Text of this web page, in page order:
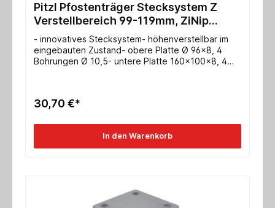
Pitzl Pfostenträger Stecksystem Z
Verstellbereich 99-119mm, ZiNip
Einzelabnahme
- innovatives Stecksystem- höhenverstellbar im
eingebauten Zustand- obere Platte Ø 96x8, 4
Bohrungen Ø 10,5- untere Platte 160x100x8, 4
Tragfähigkeit Druck/Zug für Holz: 152,0 / 50,0 kN-
30,70 €*
In den Warenkorb